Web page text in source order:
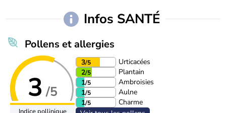
Infos SANTÉ
Pollens et allergies
3 /5
3/5
Urticacées
2/5
Plantain
1/5
Ambroisies
1/5
Aulne
1/5
Charme